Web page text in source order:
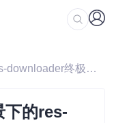
/ 高效资源获取：5大场景下的res-downloader终极指南
下的res-